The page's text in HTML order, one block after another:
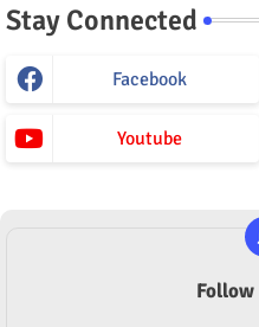
Stay Connected
Facebook
Youtube